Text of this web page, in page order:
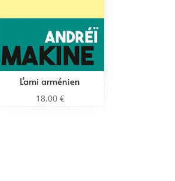
L’ami arménien
18,00 €